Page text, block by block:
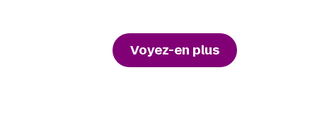
Voyez-en plus